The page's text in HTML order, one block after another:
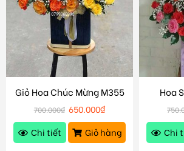
Giỏ Hoa Chúc Mừng M355
700.000₫ 650.000₫
Chi tiết
Giỏ hàng
Hoa
Chi